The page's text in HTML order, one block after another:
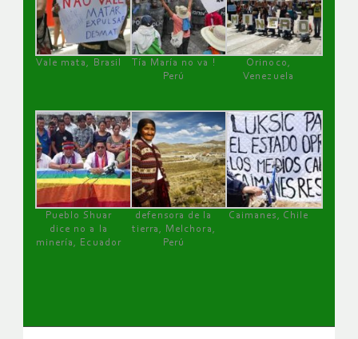
Vale mata, Brasil
Tía María no va !
Perú
Orinoco,
Venezuela
Pueblo Shuar
dice no a la
minería, Ecuador
defensora de la
tierra, Melchora,
Perú
Caimanes, Chile